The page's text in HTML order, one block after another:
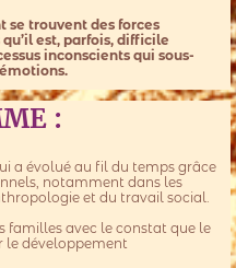
se trouvent des forces
est, parfois, difficile
inconscients qui sous-
:
a évolué au fil du temps grâce
notamment dans les
et du travail social.
familles avec le constat que le
le développement